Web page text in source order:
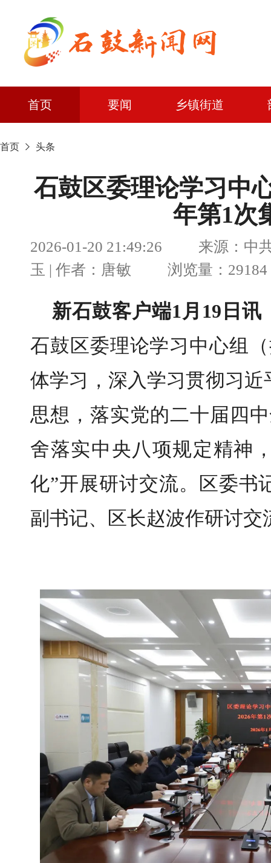
首页 要闻 乡镇街道
首页 头条
石鼓区委理论学习中
年第1次
2026-01-20 21:49:26 来源：中共
玉 | 作者：唐敏 浏览量：29184
新石鼓客户端1月19日
石鼓区委理论学习中心组
体学习，深入学习贯彻习
思想，落实党的二十届四
舍落实中央八项规定精神
化”开展研讨交流。区委书
副书记、区长赵波作研讨交